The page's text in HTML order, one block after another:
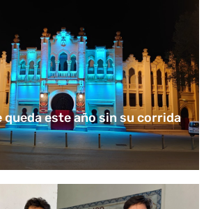
queda este año sin su corrida